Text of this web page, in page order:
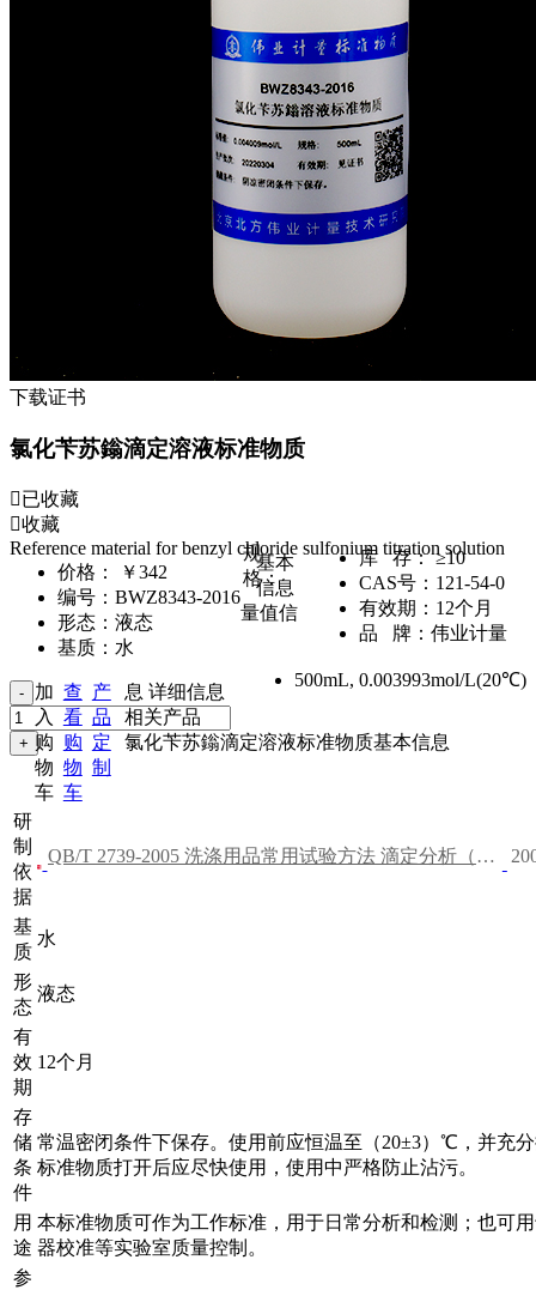
下载证书
氯化苄苏鎓滴定溶液标准物质
已收藏
收藏
Reference material for benzyl chloride sulfonium titration solution
价格：
￥342
编号： BWZ8343-2016
形态： 液态
基质： 水
库 存： ≥10
CAS号： 121-54-0
有效期： 12个月
品 牌： 伟业计量
规
格：
500mL, 0.003993mol/L(20℃)
加
入
购
物
车
查
看
购
物
车
产
品
定
制
基本
信息
量值信
息 详细信息
相关产品
氯化苄苏鎓滴定溶液标准物质基本信息
研
制
依
据
QB/T 2739-2005 洗涤用品常用试验方法 滴定分析（容量分析）用试验溶液的制备
基
质
水
形
态
液态
有
效
期
12个月
存
储
条
件
常温密闭条件下保存。使用前应恒温至（20±3）℃，并充
标准物质打开后应尽快使用，使用中严格防止沾污。
用
途
本标准物质可作为工作标准，用于日常分析和检测；也可
器校准等实验室质量控制。
参